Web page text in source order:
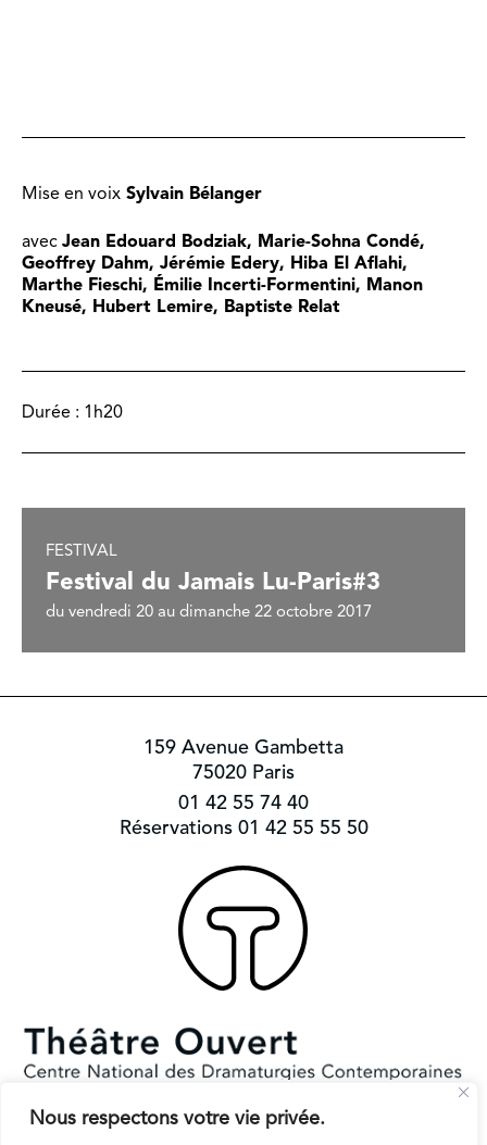
Nous respectons votre vie privée.
Mise en voix Sylvain Bélanger
avec Jean Edouard Bodziak​, Marie-Sohna Condé,
Geoffrey Dahm​, Jérémie Edery, Hiba El Aflahi,
Marthe Fieschi, Émilie Incerti-Formentini, Manon
Kneusé, Hubert Lemire, Baptiste Relat
Durée : 1h20
FESTIVAL
Festival du Jamais Lu-Paris#3
du vendredi 20 au dimanche 22 octobre 2017
159 Avenue Gambetta
75020 Paris
01 42 55 74 40
Réservations 01 42 55 55 50
Subventionné par le Ministère de la Culture et la Ville de Paris.